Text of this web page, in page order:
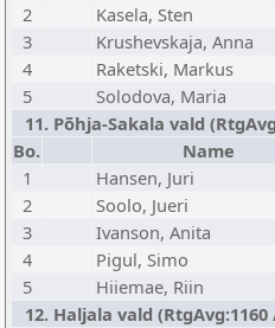
2
Kasela, Sten
3
Krushevskaja, Anna
4
Raketski, Markus
5
Solodova, Maria
11. Põhja-Sakala vald
Bo.
Name
1
Hansen, Juri
2
Soolo, Jueri
3
Ivanson, Anita
4
Pigul, Simo
5
Hiiemae, Riin
12. Haljala vald (RtgAvg:1160